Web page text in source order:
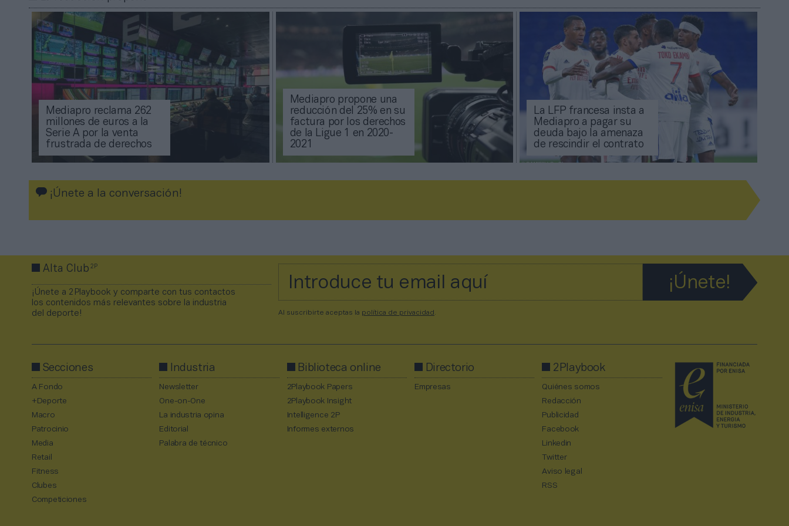
Mediapro reclama 262
millones de euros a la
Serie A por la venta
frustrada de derechos
Mediapro propone una
reducción del 25% en su
factura por los derechos
de la Ligue 1 en 2020-
2021
La LFP francesa insta a
Mediapro a pagar su
deuda bajo la amenaza
de rescindir el contrato
¡Únete a la conversación!
Alta Club2P
¡Únete a 2Playbook y comparte con tus contactos
los contenidos más relevantes sobre la industria
del deporte!
Al suscribirte aceptas la política de privacidad
Secciones
A Fondo
+Deporte
Macro
Patrocinio
Media
Retail
Fitness
Clubes
Competiciones
Industria
Newsletter
One-on-One
La industria opina
Editorial
Palabra de técnico
Biblioteca online
2Playbook Papers
2Playbook Insight
Intelligence 2P
Informes externos
Directorio
Empresas
2Playbook
Quiénes somos
Redacción
Publicidad
Facebook
Linkedin
Twitter
Aviso legal
RSS